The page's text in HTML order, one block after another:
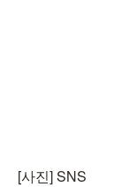
[사진] SNS